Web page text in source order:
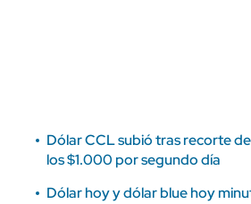
Dólar CCL subió tras recorte
los $1.000 por segundo día
Dólar hoy y dólar blue hoy